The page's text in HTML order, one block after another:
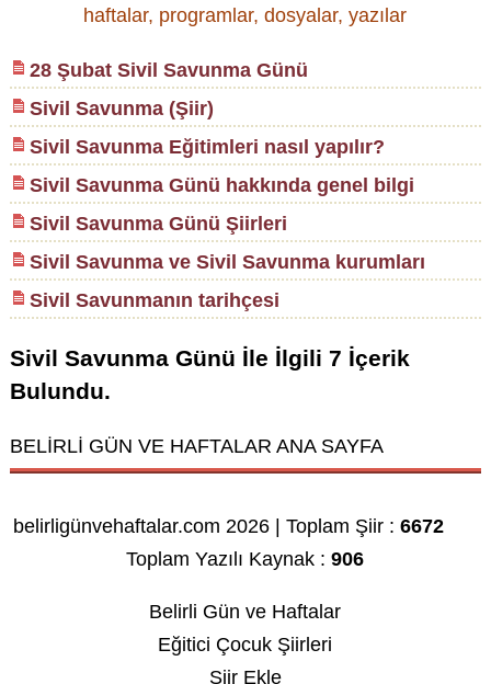
haftalar, programlar, dosyalar, yazılar
28 Şubat Sivil Savunma Günü
Sivil Savunma (Şiir)
Sivil Savunma Eğitimleri nasıl yapılır?
Sivil Savunma Günü hakkında genel bilgi
Sivil Savunma Günü Şiirleri
Sivil Savunma ve Sivil Savunma kurumları
Sivil Savunmanın tarihçesi
Sivil Savunma Günü İle İlgili 7 İçerik
Bulundu.
BELİRLİ GÜN VE HAFTALAR ANA SAYFA
belirligünvehaftalar.com 2026 | Toplam Şiir :6672
Toplam Yazılı Kaynak :906
Belirli Gün ve Haftalar
Eğitici Çocuk Şiirleri
Şiir Ekle